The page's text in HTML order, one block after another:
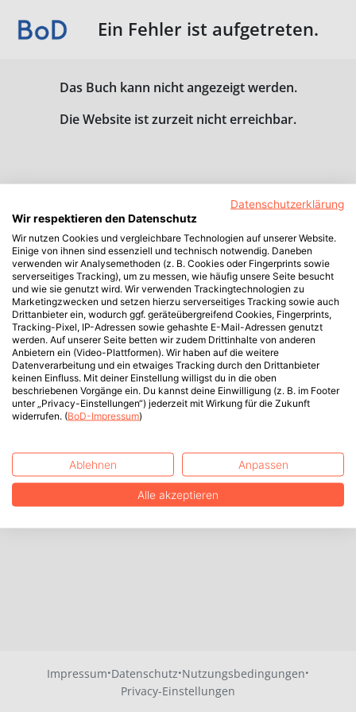
Ein Fehler ist aufgetreten.
Das Buch kann nicht angezeigt werden.
Die Website ist zurzeit nicht erreichbar.
Impressum·Datenschutz·Nutzungsbedingungen·
Privacy-Einstellungen
Datenschutzerklärung
Wir respektieren den Datenschutz
Wir nutzen Cookies und vergleichbare Technologien auf unserer Website.
Einige von ihnen sind essenziell und technisch notwendig. Daneben
verwenden wir Analysemethoden (z. B. Cookies oder Fingerprints sowie
serverseitiges Tracking), um zu messen, wie häufig unsere Seite besucht
und wie sie genutzt wird. Wir verwenden Trackingtechnologien zu
Marketingzwecken und setzen hierzu serverseitiges Tracking sowie auch
Drittanbieter ein, wodurch ggf. geräteübergreifend Cookies, Fingerprints,
Tracking-Pixel, IP-Adressen sowie gehashte E-Mail-Adressen genutzt
werden. Auf unserer Seite betten wir zudem Drittinhalte von anderen
Anbietern ein (Video-Plattformen). Wir haben auf die weitere
Datenverarbeitung und ein etwaiges Tracking durch den Drittanbieter
keinen Einfluss. Mit deiner Einstellung willigst du in die oben
beschriebenen Vorgänge ein. Du kannst deine Einwilligung (z. B. im Footer
unter „Privacy-Einstellungen“) jederzeit mit Wirkung für die Zukunft
widerrufen. (BoD-Impressum)
Ablehnen Anpassen
Alle akzeptieren